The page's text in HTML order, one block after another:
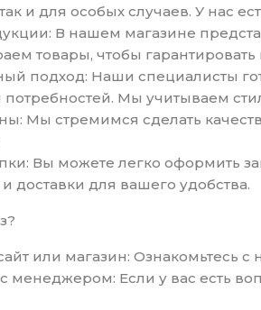
и для особых случаев. У нас
В нашем магазине
товары, чтобы
подход: Наши специалисты
Мы учитываем
Мы стремимся сделать
Вы можете легко оформить
доставки для вашего удобства.
или магазин:
с менеджером: Если у вас есть